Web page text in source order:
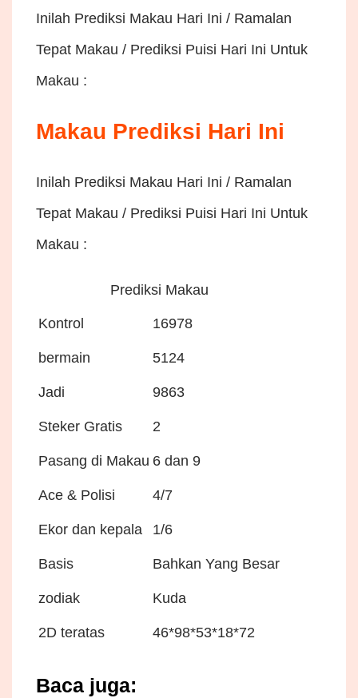
Inilah Prediksi Makau Hari Ini / Ramalan
Tepat Makau / Prediksi Puisi Hari Ini Untuk
Makau :
Makau Prediksi Hari Ini
Inilah Prediksi Makau Hari Ini / Ramalan
Tepat Makau / Prediksi Puisi Hari Ini Untuk
Makau :
Prediksi Makau
Kontrol 16978
bermain 5124
Jadi 9863
Steker Gratis 2
Pasang di Makau 6 dan 9
Ace & Polisi 4/7
Ekor dan kepala 1/6
Basis Bahkan Yang Besar
zodiak Kuda
2D teratas 46*98*53*18*72
Baca juga: